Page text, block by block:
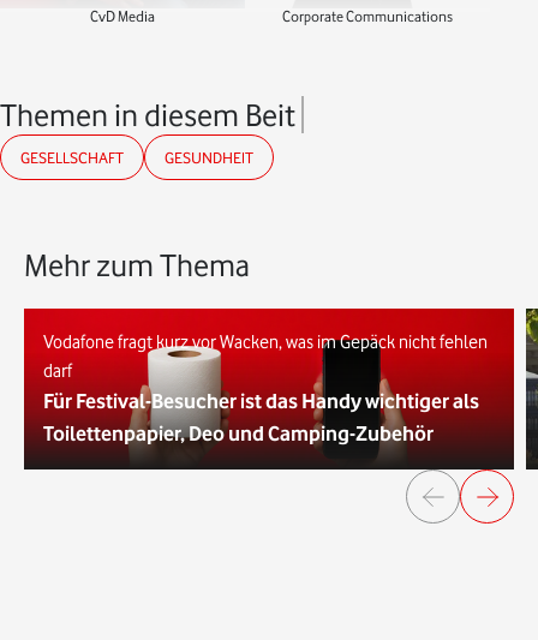
CvD Media Corporate Communications
Themen in diesem Beitrag
GESELLSCHAFT GESUNDHEIT
Mehr zum Thema
Vodafone fragt kurz vor Wacken, was im Gepäck nicht fehlen
darf
Für Festival-Besucher ist das Handy wichtiger als
Toilettenpapier, Deo und Camping-Zubehör